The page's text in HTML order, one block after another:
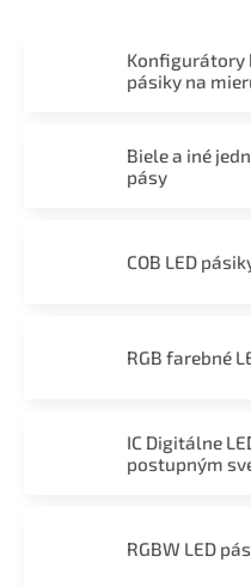
Konfigurátory
pásiky na
Biele a iné
pásy
COB LED
RGB farebné
IC Digitálne
postupným
RGBW LED